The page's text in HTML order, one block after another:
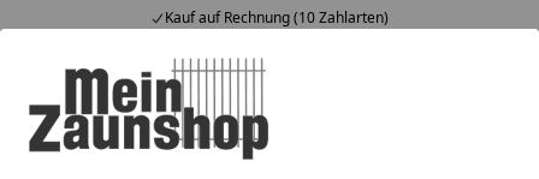
Kauf auf Rechnung (10 Zahlarten)
Alle Produkte
Mein Konto
Suchen